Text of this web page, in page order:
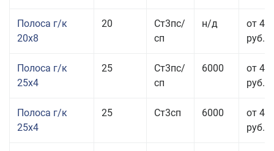
Полоса г/к
20x8
20
Ст3пс/
сп
н/д
от 45
руб.
Полоса г/к
25x4
25
Ст3пс/
сп
6000
от 43
руб.
Полоса г/к
25x4
25 Ст3сп 6000
от 43
руб.